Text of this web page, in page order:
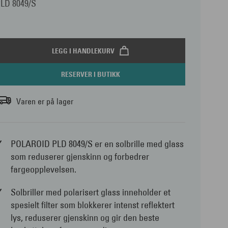
8049/S
LEGG I HANDLEKURV
RESERVER I BUTIKK
Varen er på lager
POLAROID PLD 8049/S er en solbrille med glass
som reduserer gjenskinn og forbedrer
fargeopplevelsen.
Solbriller med polarisert glass inneholder et
spesielt filter som blokkerer intenst reflektert
lys, reduserer gjenskinn og gir den beste